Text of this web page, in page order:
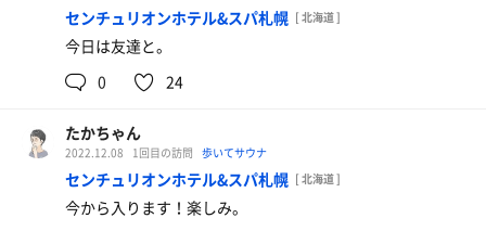
センチュリオンホテル&スパ札幌 [ 北海道 ]
今日は友達と。
0
24
たかちゃん
2022.12.08 1回目の訪問 歩いてサウナ
センチュリオンホテル&スパ札幌 [ 北海道 ]
今から入ります！楽しみ。